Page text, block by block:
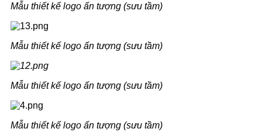
Mẫu thiết kế logo ấn tượng (sưu tầm)
Mẫu thiết kế logo ấn tượng (sưu tầm)
Mẫu thiết kế logo ấn tượng (sưu tầm)
Mẫu thiết kế logo ấn tượng (sưu tầm)